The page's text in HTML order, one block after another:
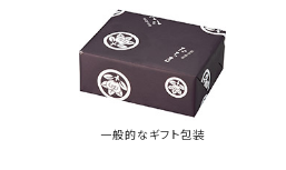
一般的なギフト包装